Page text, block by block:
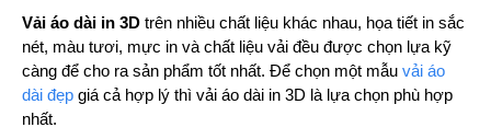
Vải áo dài in 3D trên nhiều chất liệu khác nhau, họa tiết in sắc
nét, màu tươi, mực in và chất liệu vải đều được chọn lựa kỹ
càng để cho ra sản phẩm tốt nhất. Để chọn một mẫu vải áo
dài đẹp giá cả hợp lý thì vải áo dài in 3D là lựa chọn phù hợp
nhất.